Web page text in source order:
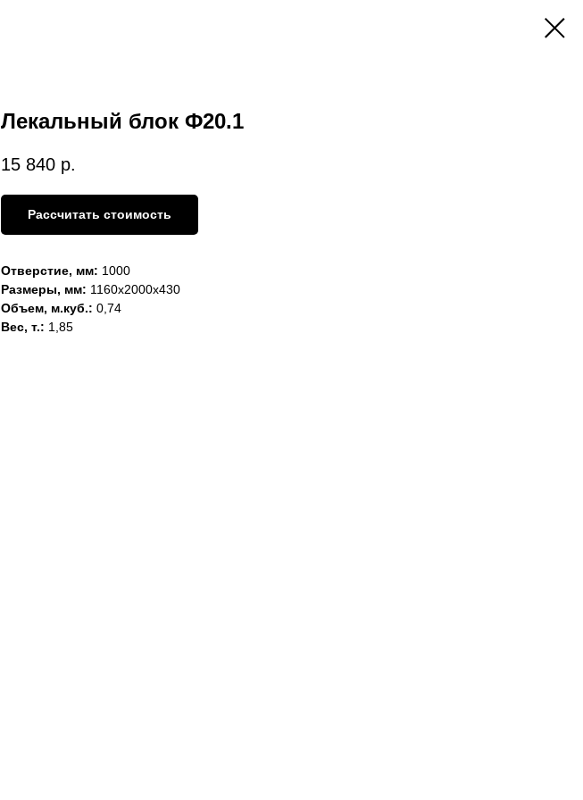
Лекальный блок Ф20.1
15 840 р.
Рассчитать стоимость
Отверстие, мм: 1000
Размеры, мм: 1160х2000х430
Объем, м.куб.: 0,74
Вес, т.: 1,85